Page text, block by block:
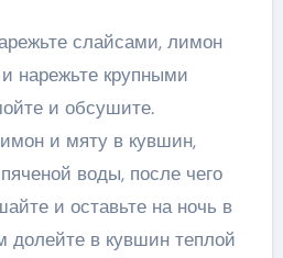
слайсами, лимон
нарежьте крупными
и обсушите.
и мяту в кувшин,
воды, после чего
и оставьте на ночь в
долейте в кувшин теплой